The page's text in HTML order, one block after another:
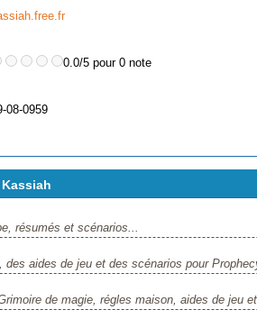
0.0/5 pour 0 note
08-0959
résumés et scénarios...
aides de jeu et des scénarios pour
de magie, régles maison, aides de jeu